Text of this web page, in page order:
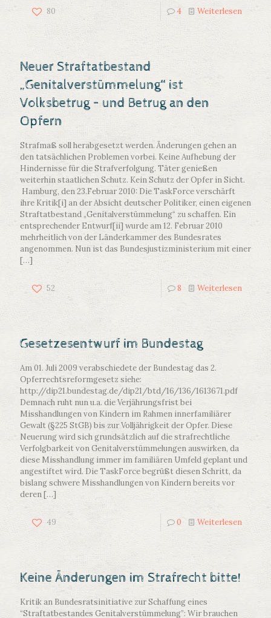
80 4 Weiterlesen
Neuer Straftatbestand
„Genitalverstümmelung“ ist
Volksbetrug – und Betrug an den
Opfern
Strafmaß soll herabgesetzt werden. Änderungen gehen an
den tatsächlichen Problemen vorbei. Keine Aufhebung der
Hindernisse für die Strafverfolgung. Täter genießen
weiterhin staatlichen Schutz. Kein Schutz der Opfer in Sicht.
Hamburg, den 23.Februar 2010: Die TaskForce verschärft
ihre Kritik[i] an der Absicht deutscher Politiker, einen eigenen
Straftatbestand „Genitalverstümmelung“ zu schaffen. Ein
entsprechender Entwurf[ii] wurde am 12. Februar 2010
mehrheitlich von der Länderkammer des Bundesrates
angenommen. Nun ist das Bundesjustizministerium mit einer
[…]
52 8 Weiterlesen
Gesetzesentwurf im Bundestag
Am 01. Juli 2009 verabschiedete der Bundestag das 2.
Opferrechtsreformgesetz siehe:
http://dip21.bundestag.de/dip21/btd/16/136/1613671.pdf
Demnach ruht nun u.a. die Verjährungsfrist bei
Misshandlungen von Kindern im Rahmen innerfamiliärer
Gewalt (§225 StGB) bis zur Volljährigkeit der Opfer. Diese
Neuerung wird sich grundsätzlich auf die strafrechtliche
Verfolgbarkeit von Genitalverstümmelungen auswirken, da
diese Misshandlung immer im familiären Umfeld geplant und
angestiftet wird. Die TaskForce begrüßt diesen Schritt, da
bislang schwere Misshandlungen von Kindern bereits vor
deren[…]
49 0 Weiterlesen
Keine Änderungen im Strafrecht bitte!
Kritik an Bundesratsinitiative zur Schaffung eines
“Straftatbestandes Genitalverstümmelung”: Wir brauchen